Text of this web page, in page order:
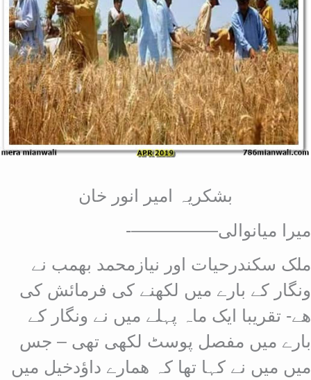
بشکریہ امیر انور خان
میرا میانوالی—————-
ملک سکندرحیات اور نیازمحمد بھمب نے
ونگار کے بارے میں لکھنے کی فرمائش کی
ھے- تقریبا ایک ماہ پہلے میں نے ونگار کے
بارے میں مفصل پوسٹ لکھی تھی – جس
میں میں نے کہا تھا کہ ھمارے داؤدخیل میں